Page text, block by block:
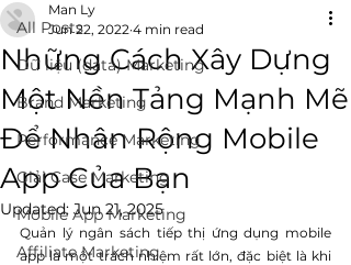
All Posts
Dữ liệu (data) Marketing
Brand Marketing​
Performance Marketing
Giải Case Marketing
Mobile App Marketing
Affiliate Marketing
Những Cách Xây Dựng
Một Nền Tảng Mạnh Mẽ
Để Nhân Rộng Mobile
App Của Bạn
Man Ly
Jun 22, 2022 4 min read
Updated: Jun 21, 2025
Quản lý ngân sách tiếp thị ứng dụng mobile
app là một trách nhiệm rất lớn, đặc biệt là khi